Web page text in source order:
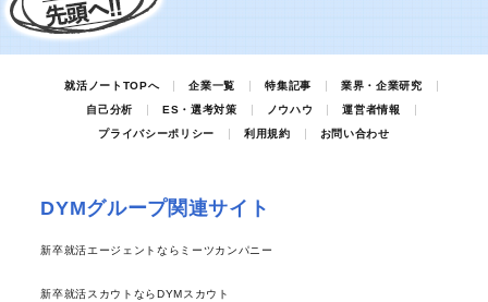
就活ノートTOPへ 企業一覧 特集記事
業界・企業研究
自己分析
ES・選考対策 ノウハウ
運営者情報
プライバシーポリシー
利用規約 お問い合わせ
DYMグループ関連サイト
新卒就活エージェントならミーツカンパニー
新卒就活スカウトならDYMスカウト